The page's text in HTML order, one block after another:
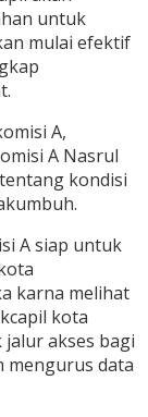
untuk
mulai efektif
A,
A Nasrul
kondisi
A siap untuk
karna melihat
kota
jalur akses bagi
mengurus data